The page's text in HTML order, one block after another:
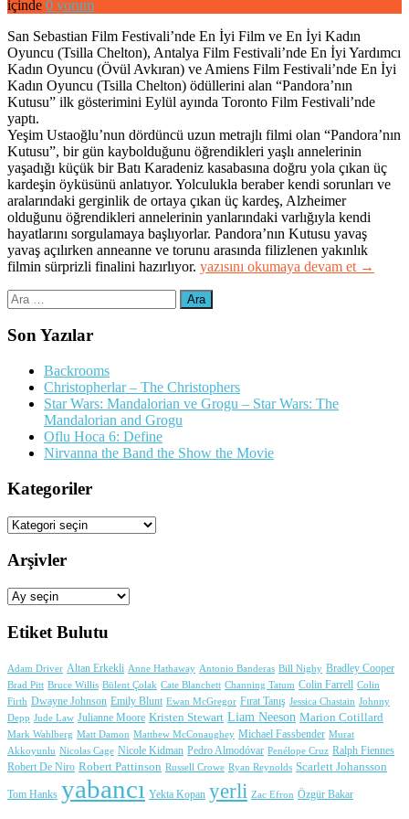
içinde 0 yorum
San Sebastian Film Festivali’nde En İyi Film ve En İyi Kadın
Oyuncu (Tsilla Chelton), Antalya Film Festivali’nde En İyi Yardımcı
Kadın Oyuncu (Övül Avkıran) ve Amiens Film Festivali’nde En İyi
Kadın Oyuncu (Tsilla Chelton) ödüllerini alan “Pandora’nın
Kutusu” ilk gösterimini Eylül ayında Toronto Film Festivali’nde
yaptı.
Yeşim Ustaoğlu’nun dördüncü uzun metrajlı filmi olan “Pandora’nın
Kutusu”, bir gün kaybolduğunu öğrendikleri yaşlı annelerinin
yaşadığı küçük bir Batı Karadeniz kasabasına doğru yola çıkan üç
kardeşin öyküsünü anlatıyor. Yolculukla beraber kendi sorunları ve
aralarındaki gerginlik de ortaya çıkan üç kardeş, Alzheimer
olduğunu öğrendikleri annelerinin yanlarındaki varlığıyla kendi
hayatlarını sorgulamaya başlıyorlar. Pandora’nın Kutusu yavaş
yavaş açılırken anneanne ve torunu arasında filizlenen yakınlık
filmin sürprizli finalini hazırlıyor. “Pandora’nın
yazısını okumaya devam et →
Arama:
Son Yazılar
Backrooms
Christopherlar – The Christophers
Star Wars: Mandalorian ve Grogu – Star Wars: The
Mandalorian and Grogu
Oflu Hoca 6: Define
Nirvanna the Band the Show the Movie
Kategoriler
Kategoriler
Arşivler
Arşivler
Etiket Bulutu
Adam Driver Altan Erkekli Anne Hathaway Antonio Banderas Bill Nighy Bradley Cooper
Brad Pitt Bruce Willis Bülent Çolak Cate Blanchett Channing Tatum Colin Farrell Colin
Firth Dwayne Johnson Emily Blunt Ewan McGregor Fırat Tanış Jessica Chastain Johnny
Depp Jude Law Julianne Moore Kristen Stewart Liam Neeson Marion Cotillard
Mark Wahlberg Matt Damon Matthew McConaughey Michael Fassbender Murat
Akkoyunlu Nicolas Cage Nicole Kidman Pedro Almodóvar Penélope Cruz Ralph Fiennes
Robert De Niro Robert Pattinson Russell Crowe Ryan Reynolds Scarlett Johansson
Tom Hanks yabancı Yekta Kopan yerli Zac Efron Özgür Bakar